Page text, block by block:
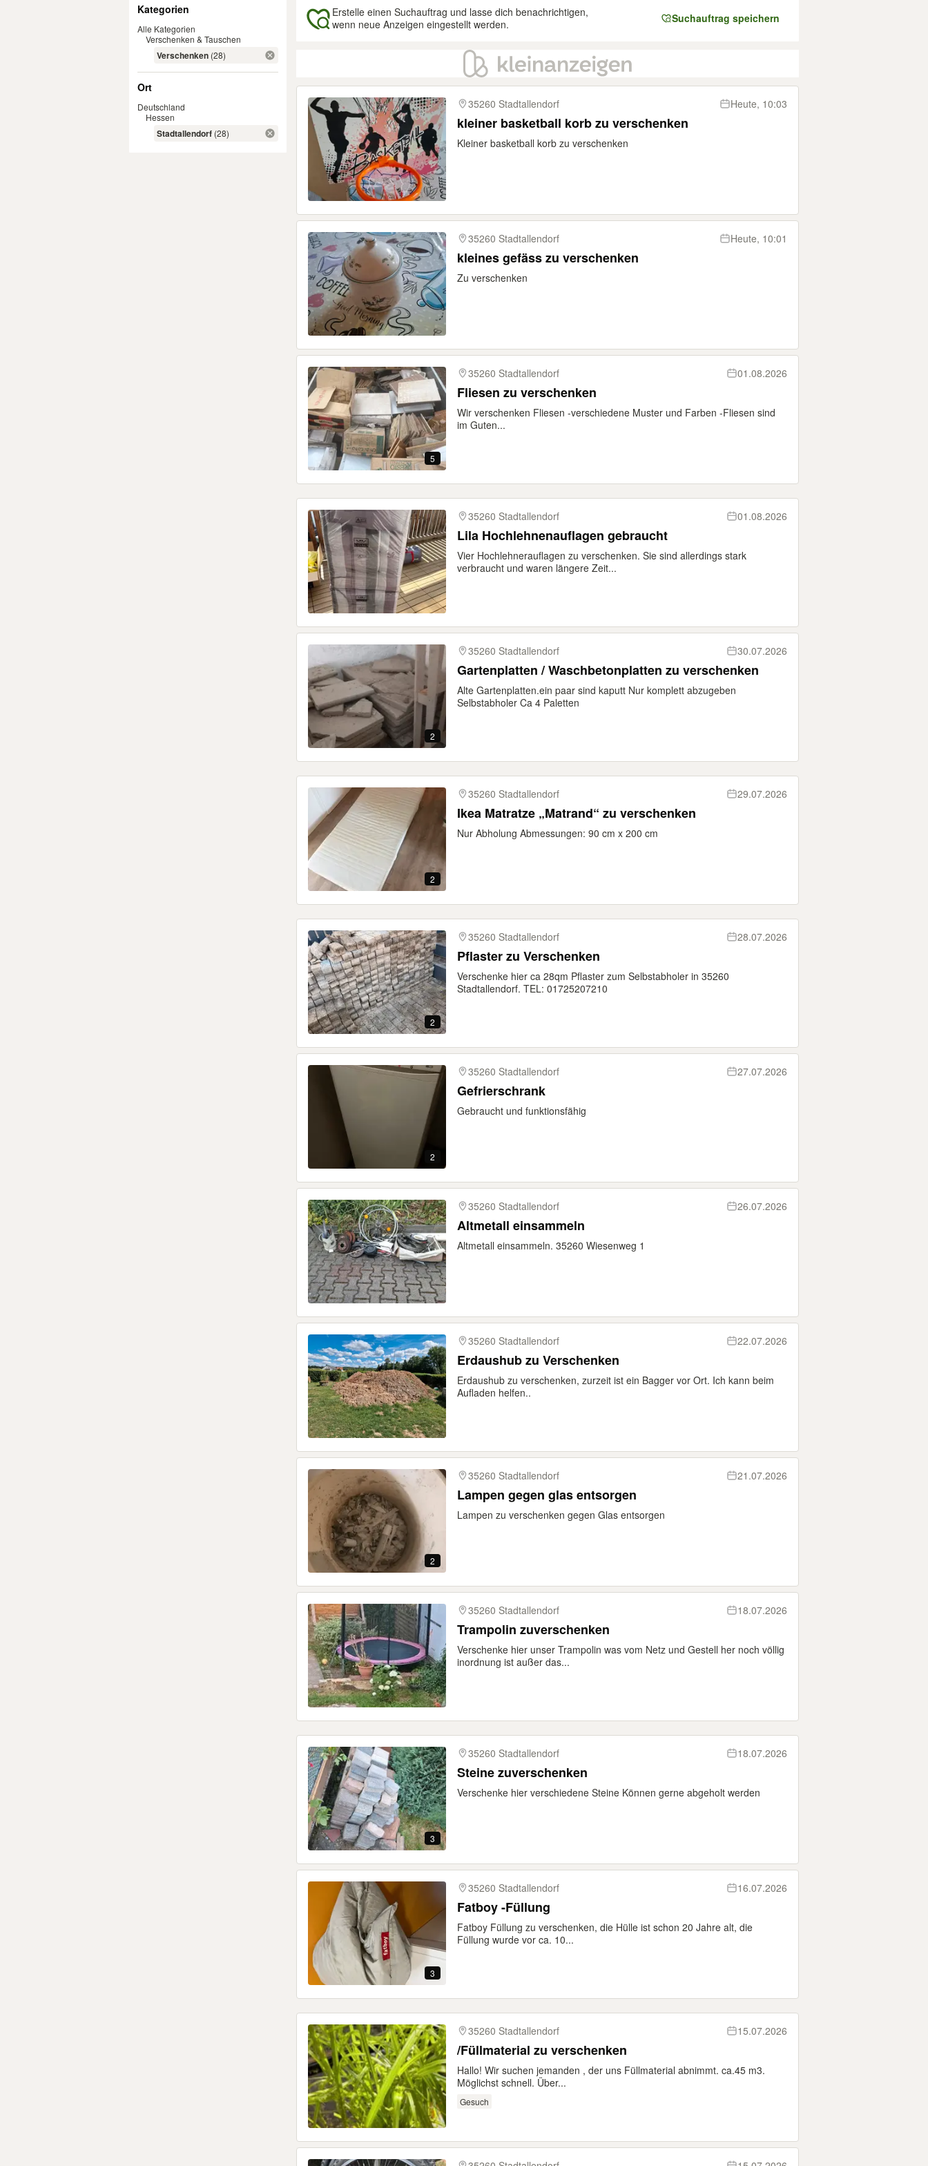
Kategorien
Alle Kategorien
Verschenken & Tauschen
Verschenken (28)
Ort
Deutschland
Hessen
Stadtallendorf (28)
Erstelle einen Suchauftrag und lasse dich benachrichtigen,
wenn neue Anzeigen eingestellt werden.
Suchauftrag speichern
Ergebnisse
35260 Stadtallendorf
Heute, 10:03
kleiner basketball korb zu verschenken
Kleiner basketball korb zu verschenken
35260 Stadtallendorf Heute, 10:01
kleines gefäss zu verschenken
Zu verschenken
5
35260 Stadtallendorf 01.08.2026
Fliesen zu verschenken
Wir verschenken Fliesen -verschiedene Muster und Farben -Fliesen sind
im Guten...
35260 Stadtallendorf 01.08.2026
Lila Hochlehnenauflagen gebraucht
Vier Hochlehnerauflagen zu verschenken. Sie sind allerdings stark
verbraucht und waren längere Zeit...
2
35260 Stadtallendorf 30.07.2026
Gartenplatten / Waschbetonplatten zu verschenken
Alte Gartenplatten.ein paar sind kaputt Nur komplett abzugeben
Selbstabholer Ca 4 Paletten
2
35260 Stadtallendorf 29.07.2026
Ikea Matratze „Matrand“ zu verschenken
Nur Abholung Abmessungen: 90 cm x 200 cm
2
35260 Stadtallendorf 28.07.2026
Pflaster zu Verschenken
Verschenke hier ca 28qm Pflaster zum Selbstabholer in 35260
Stadtallendorf. TEL: 01725207210
2
35260 Stadtallendorf 27.07.2026
Gefrierschrank
Gebraucht und funktionsfähig
35260 Stadtallendorf 26.07.2026
Altmetall einsammeln
Altmetall einsammeln. 35260 Wiesenweg 1
35260 Stadtallendorf 22.07.2026
Erdaushub zu Verschenken
Erdaushub zu verschenken, zurzeit ist ein Bagger vor Ort. Ich kann beim
Aufladen helfen..
2
35260 Stadtallendorf 21.07.2026
Lampen gegen glas entsorgen
Lampen zu verschenken gegen Glas entsorgen
35260 Stadtallendorf 18.07.2026
Trampolin zuverschenken
Verschenke hier unser Trampolin was vom Netz und Gestell her noch völlig
inordnung ist außer das...
3
35260 Stadtallendorf 18.07.2026
Steine zuverschenken
Verschenke hier verschiedene Steine Können gerne abgeholt werden
3
35260 Stadtallendorf 16.07.2026
Fatboy -Füllung
Fatboy Füllung zu verschenken, die Hülle ist schon 20 Jahre alt, die
Füllung wurde vor ca. 10...
35260 Stadtallendorf 15.07.2026
/Füllmaterial zu verschenken
Hallo! Wir suchen jemanden , der uns Füllmaterial abnimmt. ca.45 m3.
Möglichst schnell. Über...
Gesuch